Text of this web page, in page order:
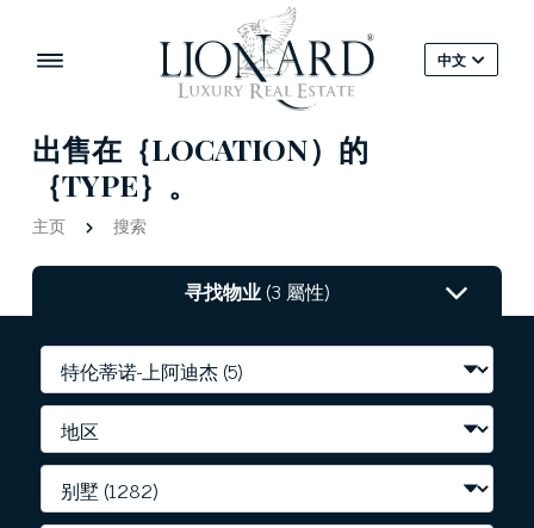
中文
出售在｛LOCATION）的
｛TYPE｝。
主页 搜索
寻找物业(3 屬性)